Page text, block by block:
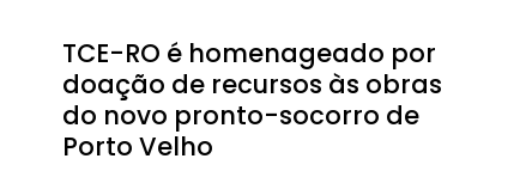
TCE-RO é homenageado por
doação de recursos às obras
do novo pronto-socorro de
Porto Velho